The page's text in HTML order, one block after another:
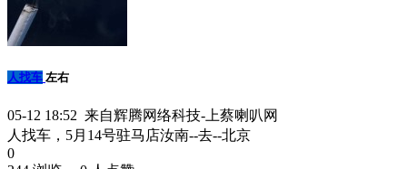
人找车 左右
05-12 18:52 来自辉腾网络科技-上蔡喇叭网
人找车，5月14号驻马店汝南--去--北京
0